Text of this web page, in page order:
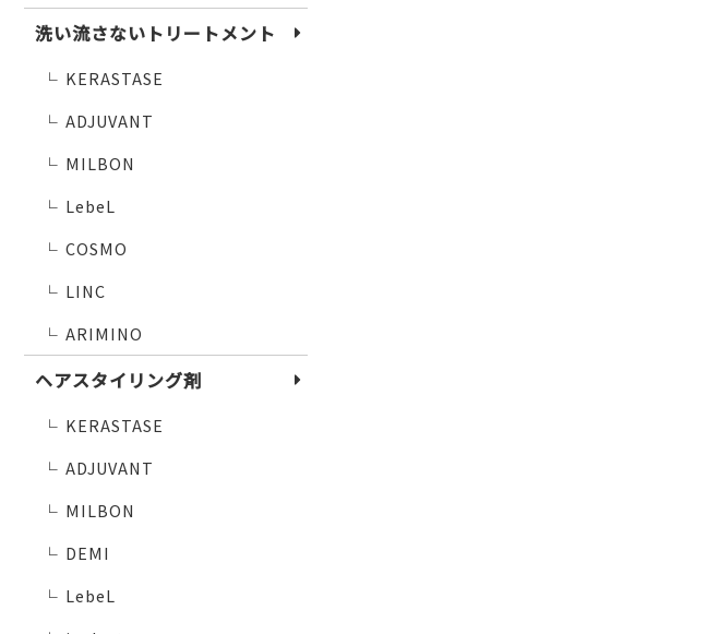
洗い流さないトリートメント
└ KERASTASE
└ ADJUVANT
└ MILBON
└ LebeL
└ COSMO
└ LINC
└ ARIMINO
ヘアスタイリング剤
└ KERASTASE
└ ADJUVANT
└ MILBON
└ DEMI
└ LebeL